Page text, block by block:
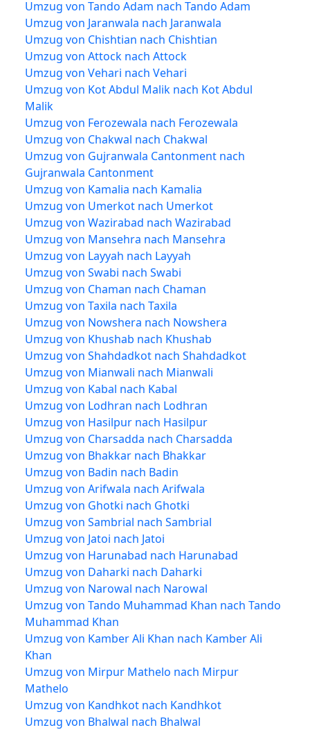
Umzug von Tando Adam nach Tando Adam
Umzug von Jaranwala nach Jaranwala
Umzug von Chishtian nach Chishtian
Umzug von Attock nach Attock
Umzug von Vehari nach Vehari
Umzug von Kot Abdul Malik nach Kot Abdul
Malik
Umzug von Ferozewala nach Ferozewala
Umzug von Chakwal nach Chakwal
Umzug von Gujranwala Cantonment nach
Gujranwala Cantonment
Umzug von Kamalia nach Kamalia
Umzug von Umerkot nach Umerkot
Umzug von Wazirabad nach Wazirabad
Umzug von Mansehra nach Mansehra
Umzug von Layyah nach Layyah
Umzug von Swabi nach Swabi
Umzug von Chaman nach Chaman
Umzug von Taxila nach Taxila
Umzug von Nowshera nach Nowshera
Umzug von Khushab nach Khushab
Umzug von Shahdadkot nach Shahdadkot
Umzug von Mianwali nach Mianwali
Umzug von Kabal nach Kabal
Umzug von Lodhran nach Lodhran
Umzug von Hasilpur nach Hasilpur
Umzug von Charsadda nach Charsadda
Umzug von Bhakkar nach Bhakkar
Umzug von Badin nach Badin
Umzug von Arifwala nach Arifwala
Umzug von Ghotki nach Ghotki
Umzug von Sambrial nach Sambrial
Umzug von Jatoi nach Jatoi
Umzug von Harunabad nach Harunabad
Umzug von Daharki nach Daharki
Umzug von Narowal nach Narowal
Umzug von Tando Muhammad Khan nach Tando
Muhammad Khan
Umzug von Kamber Ali Khan nach Kamber Ali
Khan
Umzug von Mirpur Mathelo nach Mirpur
Mathelo
Umzug von Kandhkot nach Kandhkot
Umzug von Bhalwal nach Bhalwal